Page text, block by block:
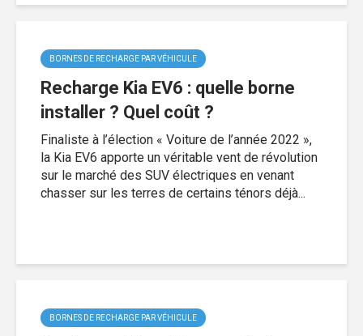
BORNES DE RECHARGE PAR VÉHICULE
Recharge Kia EV6 : quelle borne
installer ? Quel coût ?
Finaliste à l’élection « Voiture de l’année 2022 »,
la Kia EV6 apporte un véritable vent de révolution
sur le marché des SUV électriques en venant
chasser sur les terres de certains ténors déjà...
BORNES DE RECHARGE PAR VÉHICULE